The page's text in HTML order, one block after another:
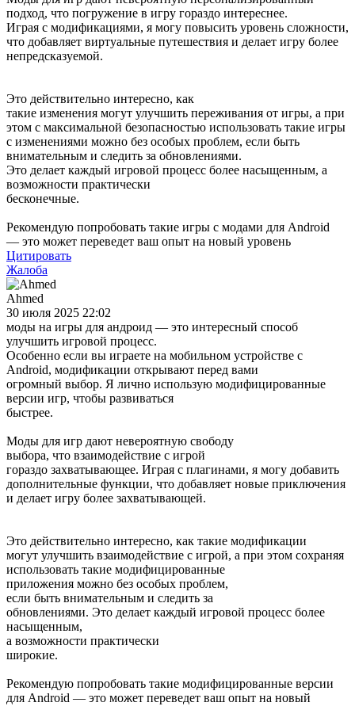
подход, что погружение в игру гораздо интереснее.
Играя с модификациями, я могу повысить уровень сложности,
что добавляет виртуальные путешествия и делает игру более
непредсказуемой.
Это действительно интересно, как
такие изменения могут улучшить переживания от игры, а при
этом с максимальной безопасностью использовать такие игры
с изменениями можно без особых проблем, если быть
внимательным и следить за обновлениями.
Это делает каждый игровой процесс более насыщенным, а
возможности практически
бесконечные.
Рекомендую попробовать такие игры с модами для Android
— это может переведет ваш опыт на новый уровень
Цитировать
Жалоба
Ahmed
30 июля 2025 22:02
моды на игры для андроид — это интересный способ
улучшить игровой процесс.
Особенно если вы играете на мобильном устройстве с
Android, модификации открывают перед вами
огромный выбор. Я лично использую модифицированные
версии игр, чтобы развиваться
быстрее.
Моды для игр дают невероятную свободу
выбора, что взаимодействие с игрой
гораздо захватывающее. Играя с плагинами, я могу добавить
дополнительные функции, что добавляет новые приключения
и делает игру более захватывающей.
Это действительно интересно, как такие модификации
могут улучшить взаимодействие с игрой, а при этом сохраняя
использовать такие модифицированные
приложения можно без особых проблем,
если быть внимательным и следить за
обновлениями. Это делает каждый игровой процесс более
насыщенным,
а возможности практически
широкие.
Рекомендую попробовать такие модифицированные версии
для Android — это может переведет ваш опыт на новый